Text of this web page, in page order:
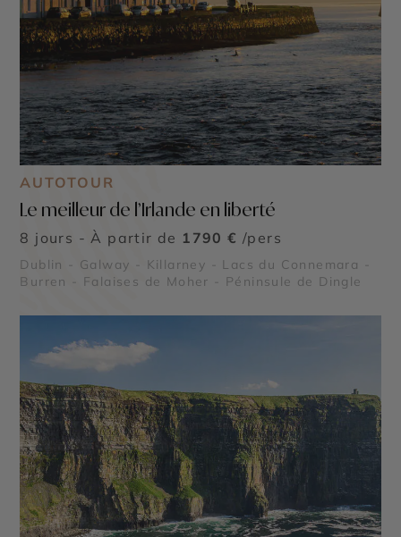
AUTOTOUR
Le meilleur de l’Irlande en liberté
8 jours - À partir de 1790 € /pers
Dublin - Galway - Killarney - Lacs du Connemara -
Burren - Falaises de Moher - Péninsule de Dingle